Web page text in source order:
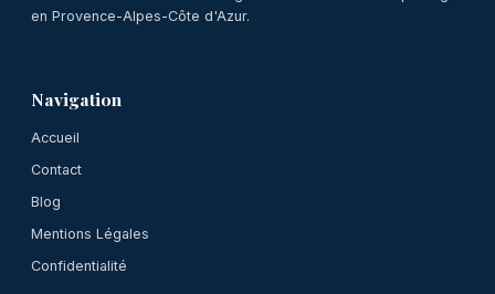
en Provence-Alpes-Côte d'Azur.
Navigation
Accueil
Contact
Blog
Mentions Légales
Confidentialité